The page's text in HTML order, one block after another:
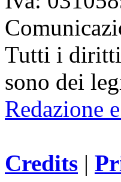
Tutti i diritti
sono dei
Redazione
Credits |